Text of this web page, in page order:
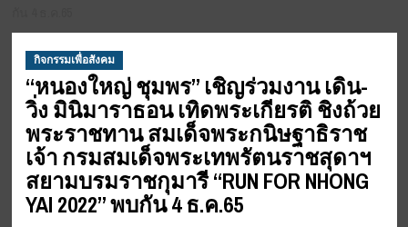
กิจกรรมเพื่อสังคม
“หนองใหญ่ ชุมพร” เชิญร่วมงาน เดิน-
วิ่ง มินิมาราธอน เทิดพระเกียรติ ชิงถ้วย
พระราชทาน สมเด็จพระกนิษฐาธิราช
เจ้า กรมสมเด็จพระเทพรัตนราชสุดาฯ
สยามบรมราชกุมารี “RUN FOR NHONG
YAI 2022” พบกัน 4 ธ.ค.65